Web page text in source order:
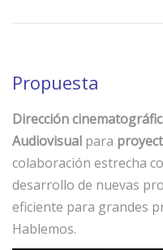
Propuesta
Dirección
Audiovisual para
colaboración estrecha
desarrollo de nuevas
eficiente para grandes
Hablemos.